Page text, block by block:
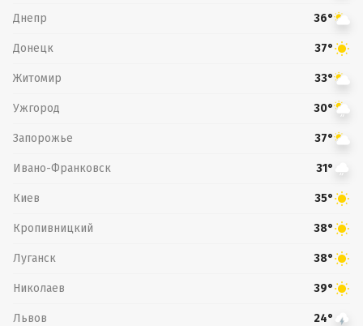
Днепр 36°
Донецк 37°
Житомир 33°
Ужгород 30°
Запорожье 37°
Ивано-Франковск 31°
Киев 35°
Кропивницкий 38°
Луганск 38°
Николаев 39°
Львов 24°